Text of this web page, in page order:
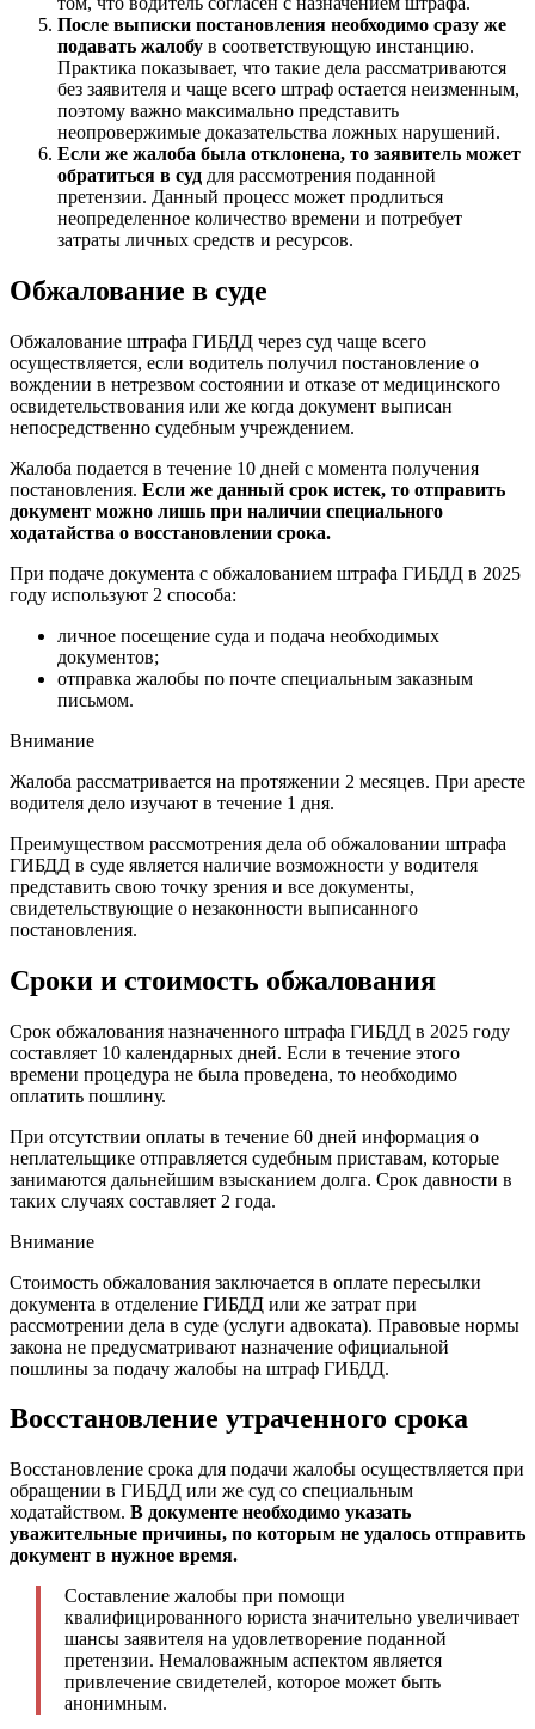
После выписки постановления необходимо сразу же
подавать жалобу в соответствующую инстанцию.
Практика показывает, что такие дела рассматриваются
без заявителя и чаще всего штраф остается неизменным,
поэтому важно максимально представить
неопровержимые доказательства ложных нарушений.
Если же жалоба была отклонена, то заявитель может
обратиться в суд для рассмотрения поданной
претензии. Данный процесс может продлиться
неопределенное количество времени и потребует
затраты личных средств и ресурсов.
Обжалование в суде
Обжалование штрафа ГИБДД через суд чаще всего
осуществляется, если водитель получил постановление о
вождении в нетрезвом состоянии и отказе от медицинского
освидетельствования или же когда документ выписан
непосредственно судебным учреждением.
Жалоба подается в течение 10 дней с момента получения
постановления. Если же данный срок истек, то отправить
документ можно лишь при наличии специального
ходатайства о восстановлении срока.
При подаче документа с обжалованием штрафа ГИБДД в 2025
году используют 2 способа:
личное посещение суда и подача необходимых
документов;
отправка жалобы по почте специальным заказным
письмом.
Внимание
Жалоба рассматривается на протяжении 2 месяцев. При аресте
водителя дело изучают в течение 1 дня.
Преимуществом рассмотрения дела об обжаловании штрафа
ГИБДД в суде является наличие возможности у водителя
представить свою точку зрения и все документы,
свидетельствующие о незаконности выписанного
постановления.
Сроки и стоимость обжалования
Срок обжалования назначенного штрафа ГИБДД в 2025 году
составляет 10 календарных дней. Если в течение этого
времени процедура не была проведена, то необходимо
оплатить пошлину.
При отсутствии оплаты в течение 60 дней информация о
неплательщике отправляется судебным приставам, которые
занимаются дальнейшим взысканием долга. Срок давности в
таких случаях составляет 2 года.
Внимание
Стоимость обжалования заключается в оплате пересылки
документа в отделение ГИБДД или же затрат при
рассмотрении дела в суде (услуги адвоката). Правовые нормы
закона не предусматривают назначение официальной
пошлины за подачу жалобы на штраф ГИБДД.
Восстановление утраченного срока
Восстановление срока для подачи жалобы осуществляется при
обращении в ГИБДД или же суд со специальным
ходатайством. В документе необходимо указать
уважительные причины, по которым не удалось отправить
документ в нужное время.
Составление жалобы при помощи
квалифицированного юриста значительно увеличивает
шансы заявителя на удовлетворение поданной
претензии. Немаловажным аспектом является
привлечение свидетелей, которое может быть
анонимным.